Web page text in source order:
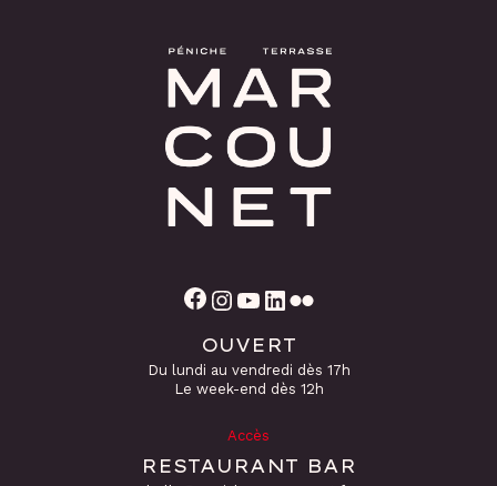
Facebook Instagram YouTube
OUVERT
Du lundi au vendredi dès 17h
Le week-end dès 12h
Accès
RESTAURANT BAR